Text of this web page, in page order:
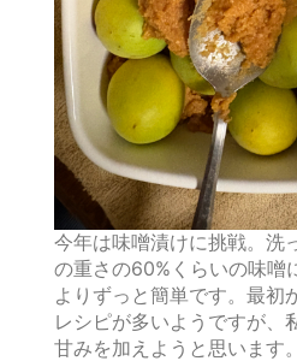
今年は味噌漬けに挑戦。洗
の重さの60%くらいの味噌
よりずっと簡単です。最初
レシピが多いようですが、
甘みを加えようと思います。